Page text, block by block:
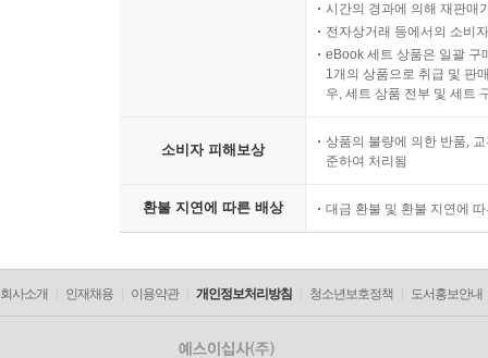
시간의 경과에 의해 재판매
전자상거래 등에서의 소비
eBook 세트 상품은 일괄 구
1개의 상품으로 취급 및 판
우, 세트 상품 전부 및 세트
소비자 피해보상
상품의 불량에 의한 반품,
준하여 처리됨
환불 지연에 따른 배상 대금 환불 및 환불 지연에
회사소개 인재채용 이용약관 개인정보처리방침 청소년보호정책 도서홍보안내